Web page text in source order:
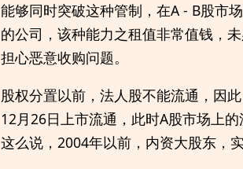
能够同时突破这种管制，在A - B股市
的公司，该种能力之租值非常值钱，
担心恶意收购问题。
股权分置以前，法人股不能流通，因
12月26日上市流通，此时A股市场上
这么说，2004年以前，内资大股东，